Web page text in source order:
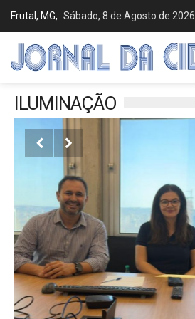
Frutal, MG, Sábado, 8 de Agosto de 2026
ILUMINAÇÃO
 